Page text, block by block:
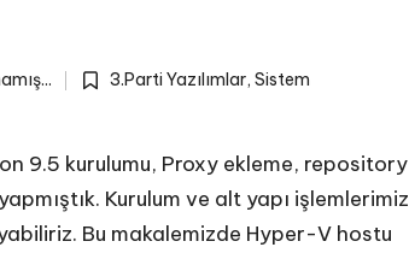
Posted
3.Parti Yazılımlar, Sistem
9.5 kurulumu, Proxy ekleme, repository
Kurulum ve alt yapı
Bu makalemizde Hyper-V hostu